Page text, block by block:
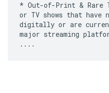
* Out-of-Print &
or TV shows that have
digitally or are
major streaming